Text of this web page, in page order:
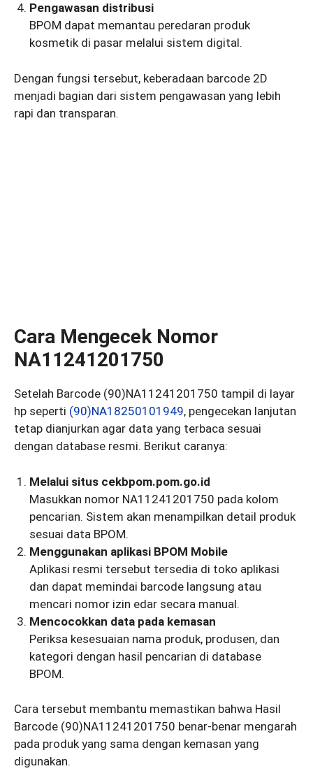
Pengawasan distribusi
BPOM dapat memantau peredaran produk
kosmetik di pasar melalui sistem digital.
Dengan fungsi tersebut, keberadaan barcode 2D
menjadi bagian dari sistem pengawasan yang lebih
rapi dan transparan.
Cara Mengecek Nomor
NA11241201750
Setelah Barcode (90)NA11241201750 tampil di layar
hp seperti (90)NA18250101949, pengecekan lanjutan
tetap dianjurkan agar data yang terbaca sesuai
dengan database resmi. Berikut caranya:
Melalui situs cekbpom.pom.go.id
Masukkan nomor NA11241201750 pada kolom
pencarian. Sistem akan menampilkan detail produk
sesuai data BPOM.
Menggunakan aplikasi BPOM Mobile
Aplikasi resmi tersebut tersedia di toko aplikasi
dan dapat memindai barcode langsung atau
mencari nomor izin edar secara manual.
Mencocokkan data pada kemasan
Periksa kesesuaian nama produk, produsen, dan
kategori dengan hasil pencarian di database
BPOM.
Cara tersebut membantu memastikan bahwa Hasil
Barcode (90)NA11241201750 benar-benar mengarah
pada produk yang sama dengan kemasan yang
digunakan.